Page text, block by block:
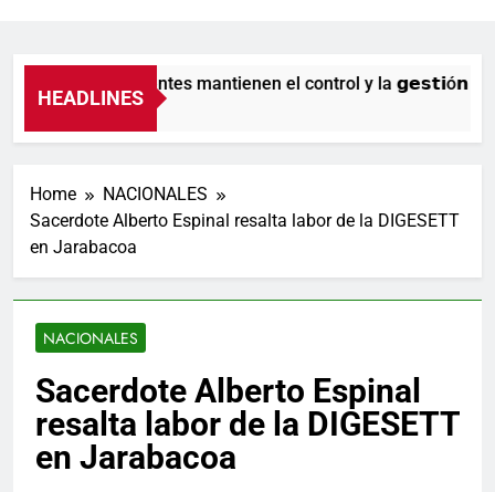
HEADLINES
Nuestros agentes mantienen el control y la 𝗴𝗲𝘀𝘁𝗶ó𝗻
9 Horas Ago
Home
NACIONALES
Sacerdote Alberto Espinal resalta labor de la DIGESETT
en Jarabacoa
NACIONALES
Sacerdote Alberto Espinal
resalta labor de la DIGESETT
en Jarabacoa